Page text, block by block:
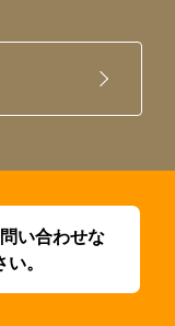
い合わせな
。